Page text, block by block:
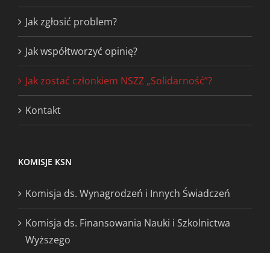
Jak zgłosić problem?
Jak współtworzyć opinię?
Jak zostać członkiem NSZZ „Solidarność”?
Kontakt
KOMISJE KSN
Komisja ds. Wynagrodzeń i Innych Świadczeń
Komisja ds. Finansowania Nauki i Szkolnictwa
Wyższego